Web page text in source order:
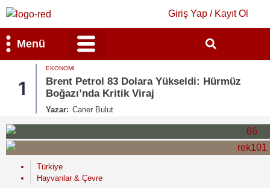
Giriş Yap / Kayıt Ol
Menü
1
EKONOMI
Brent Petrol 83 Dolara Yükseldi: Hürmüz
Boğazı’nda Kritik Viraj
Yazar: Caner Bulut
Türkiye
Hayvanlar & Çevre